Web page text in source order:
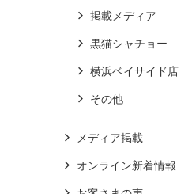
掲載メディア
黒猫シャチョー
横浜ベイサイド店
その他
メディア掲載
オンライン新着情報